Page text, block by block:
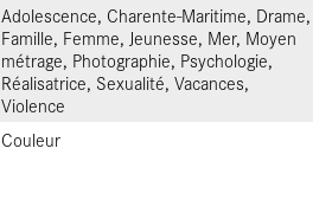
Adolescence, Charente-Maritime, Drame,
Famille, Femme, Jeunesse, Mer, Moyen
métrage, Photographie, Psychologie,
Réalisatrice, Sexualité, Vacances,
Violence
Couleur